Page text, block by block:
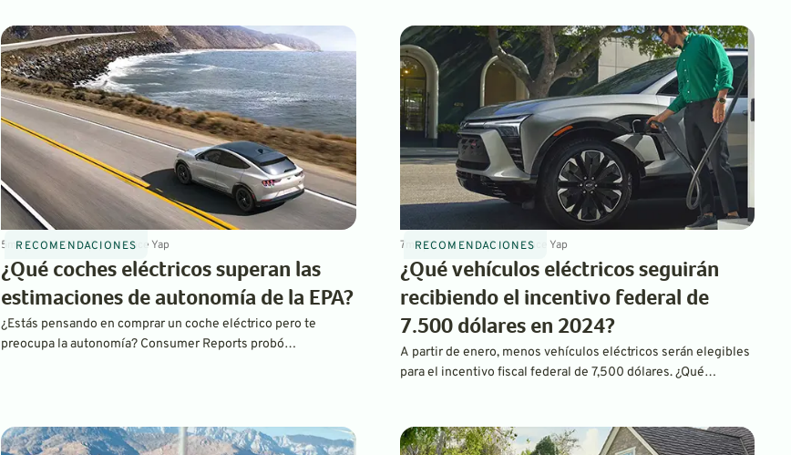
MSRP inicial reducido.
RECOMENDACIONES
5 minDec 18, 2023ByLaurance Yap
¿Qué coches eléctricos superan las
estimaciones de autonomía de la EPA?
¿Estás pensando en comprar un coche eléctrico pero te
preocupa la autonomía? Consumer Reports probó
velocidades en la autopista. ¿Cuáles?
RECOMENDACIONES
7 min Dec 15, 2023ByLaurance Yap
¿Qué vehículos eléctricos seguirán
recibiendo el incentivo federal de
7.500 dólares en 2024?
A partir de enero, menos vehículos eléctricos serán elegibles
para el incentivo fiscal federal de 7,500 dólares. ¿Qué